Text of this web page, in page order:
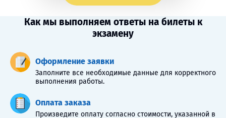
Как мы выполняем ответы на билеты к
экзамену
Оформление заявки
Заполните все необходимые данные для корректного
выполнения работы.
Оплата заказа
Произведите оплату согласно стоимости, указанной в